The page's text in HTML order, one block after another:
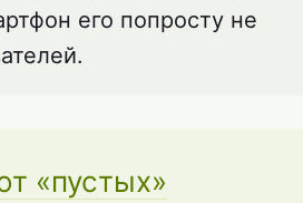
его попросту не
«пустых»